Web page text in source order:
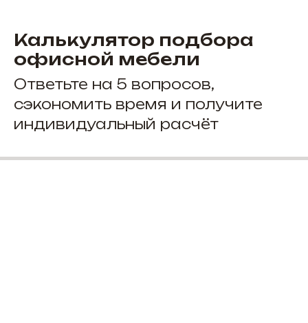
Калькулятор подбора
офисной мебели
Ответьте на 5 вопросов,
сэкономить время и получите
индивидуальный расчёт